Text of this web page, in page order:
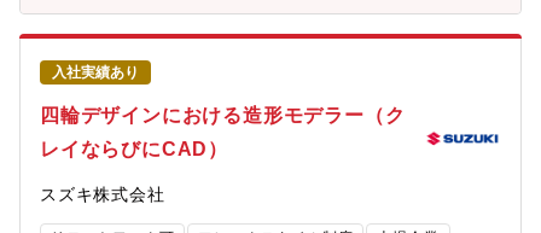
を求めています。≪部門のミッション、ビジョン≫スズキの四輪
デザイン部が目指している事は、期待を超えるデザインです！そ
れを称して「凸するデザイン」と呼んでいます。お客様に「お
っ、コレ！コレ！」と共感いただけるお客様の期待を超えた凸す
るデザインを発信していきたいと日々考えています。≪配属部署
≫・配属される部門名称：商品企画本部 四輪デザイン部・配属
拠点：本社・就業時間：8:45~17:30・フレックス適用：有・在宅
体制≫本社（浜松）四輪デザイン部アイデア開発課に配属となり
ます。導入教育後、弊社のブランドやデザイン方針を学んでいた
入社実績あり
四輪デザインにおける造形モデラー（ク
レイならびにCAD）
スズキ株式会社